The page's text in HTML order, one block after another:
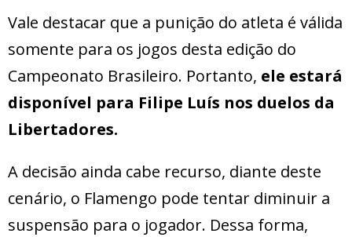
Vale destacar que a punição do atleta é válida
somente para os jogos desta edição do
Campeonato Brasileiro. Portanto, ele estará
disponível para Filipe Luís nos duelos da
Libertadores.
A decisão ainda cabe recurso, diante deste
cenário, o Flamengo pode tentar diminuir a
suspensão para o jogador. Dessa forma,